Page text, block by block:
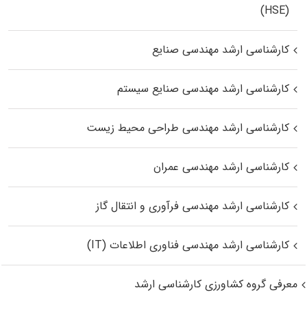
(HSE)
کارشناسی ارشد مهندسی صنایع
کارشناسی ارشد مهندسی صنایع سیستم
کارشناسی ارشد مهندسی طراحی محیط زیست
کارشناسی ارشد مهندسی عمران
کارشناسی ارشد مهندسی فرآوری و انتقال گاز
کارشناسی ارشد مهندسی فناوری اطلاعات (IT)
معرفی گروه کشاورزی کارشناسی ارشد